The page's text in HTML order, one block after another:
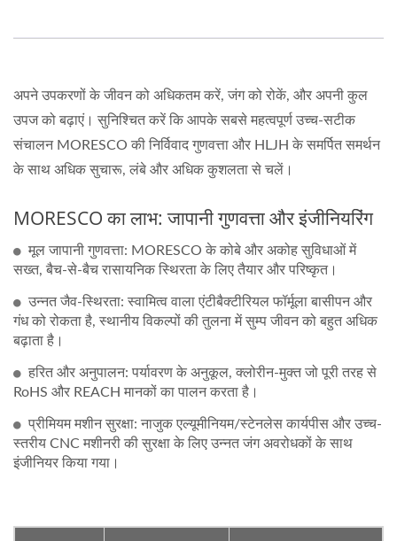
अपने उपकरणों के जीवन को अधिकतम करें, जंग को रोकें, और अपनी कुल
उपज को बढ़ाएं। सुनिश्चित करें कि आपके सबसे महत्वपूर्ण उच्च-सटीक
संचालन MORESCO की निर्विवाद गुणवत्ता और HLJH के समर्पित समर्थन
के साथ अधिक सुचारू, लंबे और अधिक कुशलता से चलें।
MORESCO का लाभ: जापानी गुणवत्ता और इंजीनियरिंग
मूल जापानी गुणवत्ता: MORESCO के कोबे और अकोह सुविधाओं में
सख्त, बैच-से-बैच रासायनिक स्थिरता के लिए तैयार और परिष्कृत।
उन्नत जैव-स्थिरता: स्वामित्व वाला एंटीबैक्टीरियल फॉर्मूला बासीपन और
गंध को रोकता है, स्थानीय विकल्पों की तुलना में सुम्प जीवन को बहुत अधिक
बढ़ाता है।
हरित और अनुपालन: पर्यावरण के अनुकूल, क्लोरीन-मुक्त जो पूरी तरह से
RoHS और REACH मानकों का पालन करता है।
प्रीमियम मशीन सुरक्षा: नाजुक एल्यूमीनियम/स्टेनलेस कार्यपीस और उच्च-
स्तरीय CNC मशीनरी की सुरक्षा के लिए उन्नत जंग अवरोधकों के साथ
इंजीनियर किया गया।